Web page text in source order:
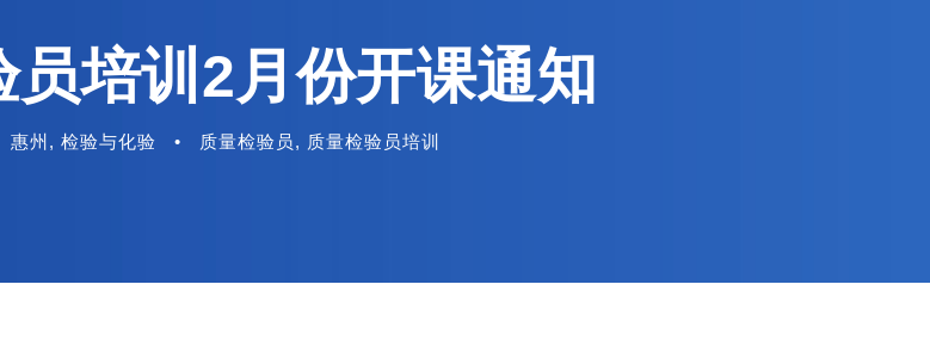
培训2月份开课通知
惠州 , 检验与化验 • 质量检验员, 质量检验员培训